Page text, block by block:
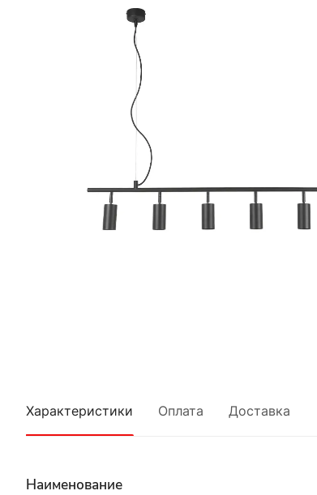
Характеристики Оплата Доставка
Наименование